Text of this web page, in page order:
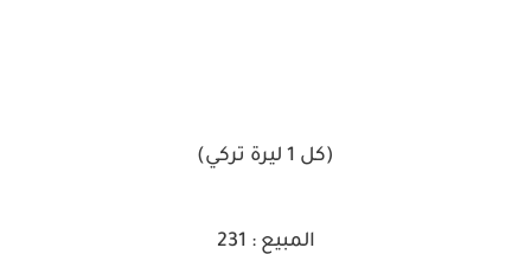
(كل 1 ليرة تركي)
المبيع : 231